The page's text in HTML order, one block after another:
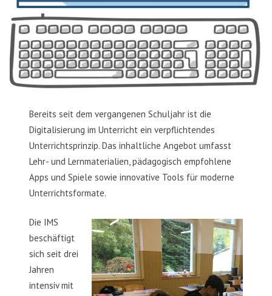
Bereits seit dem vergangenen Schuljahr ist die
Digitalisierung im Unterricht ein verpflichtendes
Unterrichtsprinzip. Das inhaltliche Angebot umfasst
Lehr- und Lernmaterialien, pädagogisch empfohlene
Apps und Spiele sowie innovative Tools für moderne
Unterrichtsformate.
Die IMS
beschäftigt
sich seit drei
Jahren
intensiv mit